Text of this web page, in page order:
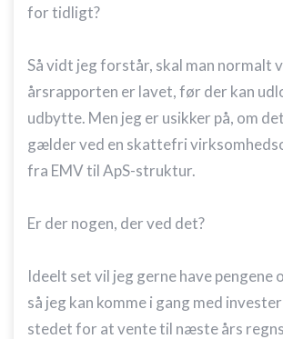
for tidligt?
Så vidt jeg forstår, skal man normalt
årsrapporten er lavet, før der kan
udbytte. Men jeg er usikker på, om
gælder ved en skattefri
fra EMV til ApS-struktur.
Er der nogen, der ved det?
Ideelt set vil jeg gerne have pengene
så jeg kan komme i gang med
stedet for at vente til næste års